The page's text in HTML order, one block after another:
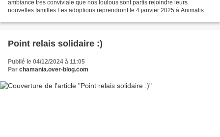
ambiance très conviviale que nos loulous sont partis rejoindre leurs
nouvelles familles Les adoptions reprendront le 4 janvier 2025 à Animalis .
Point relais solidaire :)
Publié le 04/12/2024 à 11:05
Par chamania.over-blog.com